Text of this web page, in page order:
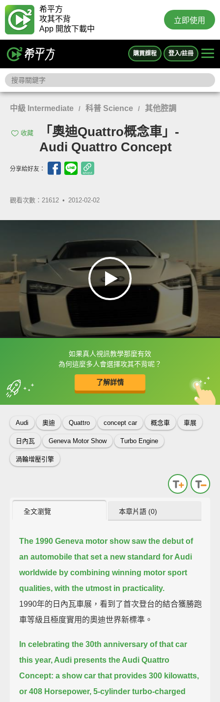
希平方
攻其不背
App 開放下載中
立即使用
購買課程 登入/註冊
中級 Intermediate / 科普 Science / 其他腔調
收藏
「奧迪Quattro概念車」-
Audi Quattro Concept
分享給好友：
觀看次數：21612 • 2012-02-02
如果真人視訊教學那麼有效
為何這麼多人會選擇攻其不背呢？
了解詳情
框選或點兩下字幕可以直接查字典喔！
收錄佳句 中
英
Audi 奧迪 Quattro concept car 概念車 車展
日內瓦 Geneva Motor Show Turbo Engine
渦輪增壓引擎
全文瀏覽 本章片語 (0)
The 1990 Geneva motor show saw the debut of
an automobile that set a new standard for Audi
worldwide by combining winning motor sport
qualities, with the utmost in practicality.
1990年的日內瓦車展，看到了首次登台的結合獲勝跑
車等級且極度實用的奧迪世界新標準。
In celebrating the 30th anniversary of that car
this year, Audi presents the Audi Quattro
Concept:a show car that provides 300 kilowatts,
or 408 Horsepower,5-cylinder turbo-charged